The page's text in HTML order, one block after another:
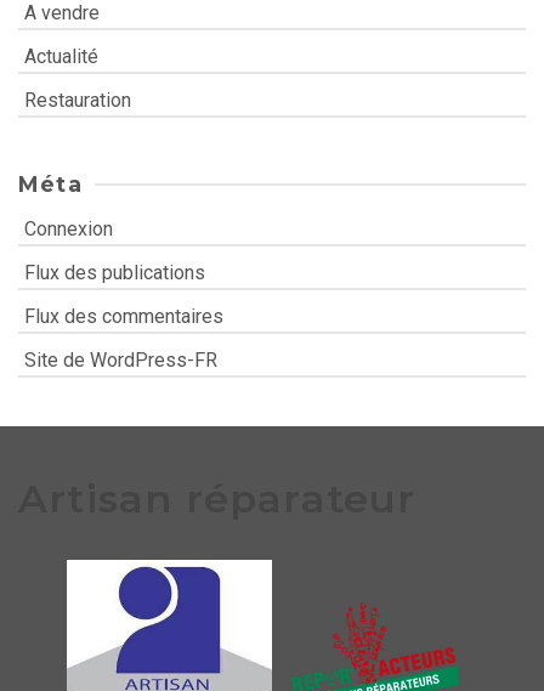
A vendre
Actualité
Restauration
Méta
Connexion
Flux des publications
Flux des commentaires
Site de WordPress-FR